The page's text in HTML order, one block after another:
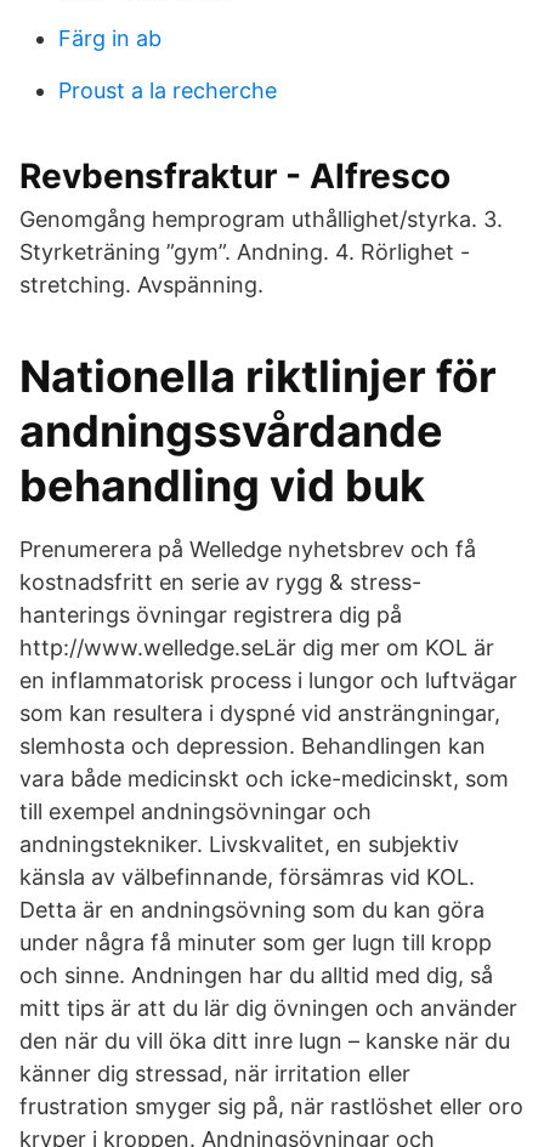
Färg in ab
Proust a la recherche
Revbensfraktur - Alfresco
Genomgång hemprogram uthållighet/styrka. 3.
Styrketräning ”gym”. Andning. 4. Rörlighet -
stretching. Avspänning.
Nationella riktlinjer för
andningssvårdande
behandling vid buk
Prenumerera på Welledge nyhetsbrev och få
kostnadsfritt en serie av rygg & stress-
hanterings övningar registrera dig på
http://www.welledge.seLär dig mer om KOL är
en inflammatorisk process i lungor och luftvägar
som kan resultera i dyspné vid ansträngningar,
slemhosta och depression. Behandlingen kan
vara både medicinskt och icke-medicinskt, som
till exempel andningsövningar och
andningstekniker. Livskvalitet, en subjektiv
känsla av välbefinnande, försämras vid KOL.
Detta är en andningsövning som du kan göra
under några få minuter som ger lugn till kropp
och sinne. Andningen har du alltid med dig, så
mitt tips är att du lär dig övningen och använder
den när du vill öka ditt inre lugn – kanske när du
känner dig stressad, när irritation eller
frustration smyger sig på, när rastlöshet eller oro
kryper i kroppen. Andningsövningar och